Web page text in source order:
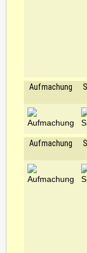
Aufmachung
Aufmachung